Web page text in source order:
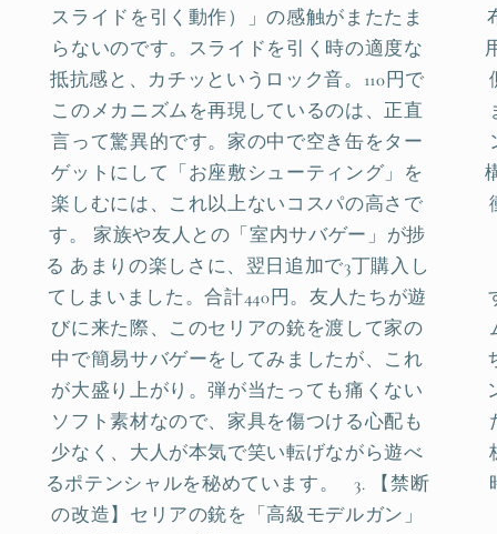
スライドを引く動作）」の感触がまたたま
らないのです。スライドを引く時の適度な
抵抗感と、カチッというロック音。110円で
このメカニズムを再現しているのは、正直
言って驚異的です。家の中で空き缶をター
ゲットにして「お座敷シューティング」を
楽しむには、これ以上ないコスパの高さで
す。 家族や友人との「室内サバゲー」が捗
る あまりの楽しさに、翌日追加で3丁購入し
てしまいました。合計440円。友人たちが遊
びに来た際、このセリアの銃を渡して家の
中で簡易サバゲーをしてみましたが、これ
が大盛り上がり。弾が当たっても痛くない
ソフト素材なので、家具を傷つける心配も
少なく、大人が本気で笑い転げながら遊べ
るポテンシャルを秘めています。 3. 【禁断
の改造】セリアの銃を「高級モデルガン」